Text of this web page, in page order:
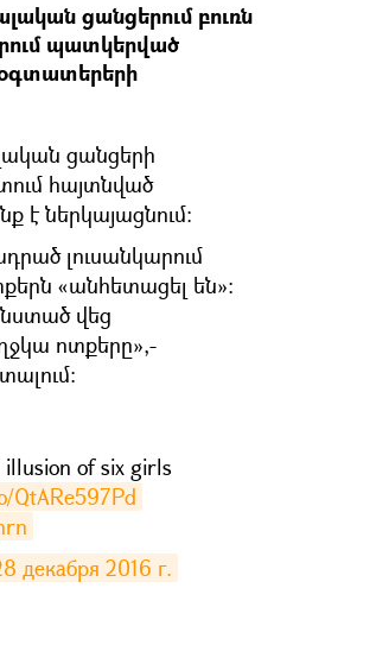
ցանցերում բուռն
պատկերված
օգտատերերի
ցանցերի
հայտնված
է ներկայացնում։
լուսանկարում
«անհետացել են»։
վեց
ոտքերը»,-
of six girls
QtARe597Pd
декабря 2016 г.